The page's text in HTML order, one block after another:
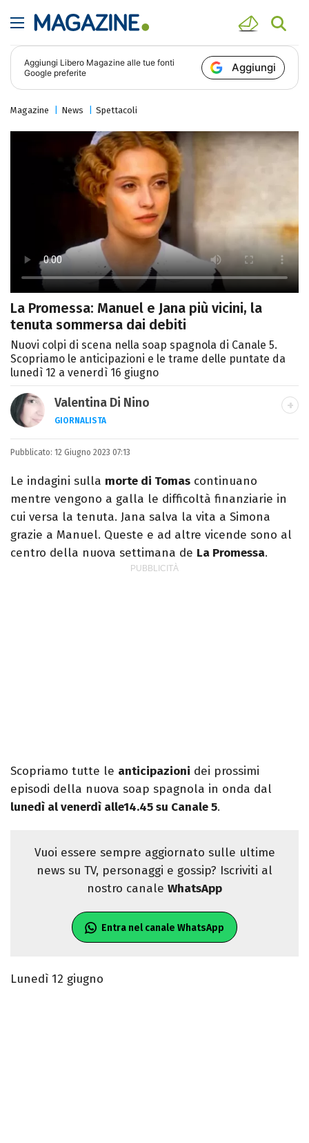
Aggiungi Libero Magazine alle tue fonti
Google preferite
Aggiungi
Magazine News Spettacoli
La Promessa: Manuel e Jana più vicini, la
tenuta sommersa dai debiti
Nuovi colpi di scena nella soap spagnola di Canale 5.
Scopriamo le anticipazioni e le trame delle puntate da
lunedì 12 a venerdì 16 giugno
Valentina Di Nino
GIORNALISTA
LINKEDIN
INSTAGRAM FACEBOOK SITO
Romana, laurea in Scienze Politiche,
giornalista per caso. Ho scritto per
quotidiani, settimanali, siti e agenzie,
prevalentemente di cronaca e spettacoli.
Pubblicato: 12 Giugno 2023 07:13
Le indagini sulla morte di Tomas continuano
mentre vengono a galla le difficoltà finanziarie in
cui versa la tenuta. Jana salva la vita a Simona
grazie a Manuel. Queste e ad altre vicende sono al
centro della nuova settimana de La Promessa.
Scopriamo tutte le anticipazioni dei prossimi
episodi della nuova soap spagnola in onda dal
lunedì al venerdì alle14.45 su Canale 5.
Vuoi essere sempre aggiornato sulle ultime
news su TV, personaggi e gossip? Iscriviti al
nostro canale WhatsApp
Entra nel canale WhatsApp
Lunedì 12 giugno